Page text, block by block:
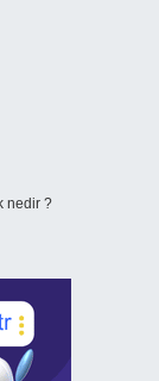
nedir ?